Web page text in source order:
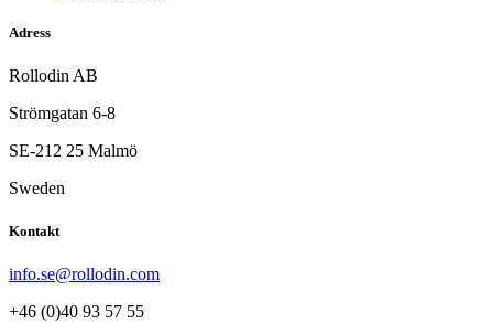
Adress
Rollodin AB
Strömgatan 6-8
SE-212 25 Malmö
Sweden
Kontakt
info.se@rollodin.com
+46 (0)40 93 57 55